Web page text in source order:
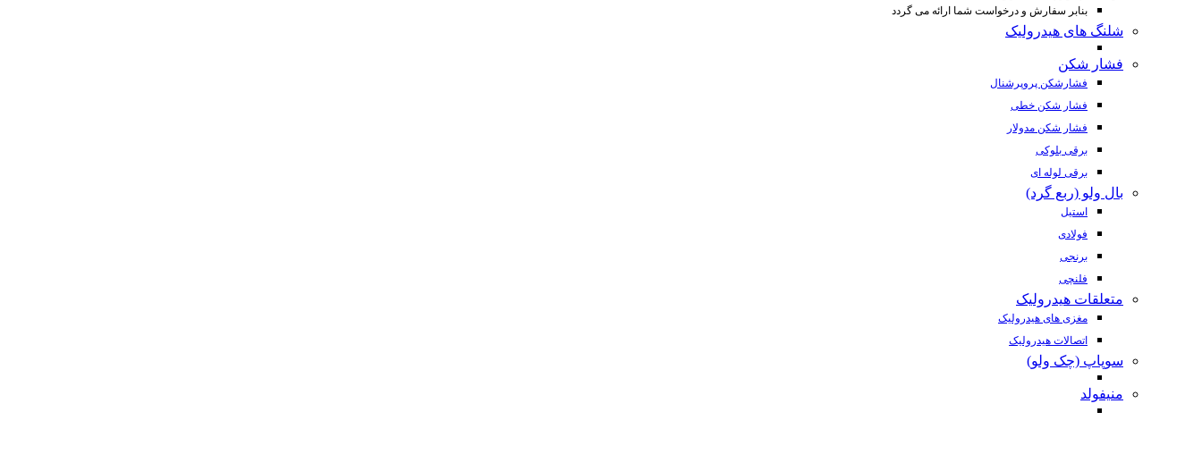
بنابر سفارش و درخواست شما ارائه می گردد
شلنگ های هیدرولیک
فشار شکن
فشارشکن پروپرشنال
فشار شکن خطی
فشار شکن مدولار
برقی بلوکی
برقی لوله ای
بال ولو (ربع گرد)
استیل
فولادی
برنجی
فلنچی
متعلقات هیدرولیک
مغزی های هیدرولیک
اتصالات هیدرولیک
سوپاپ (چک ولو)
منیفولد